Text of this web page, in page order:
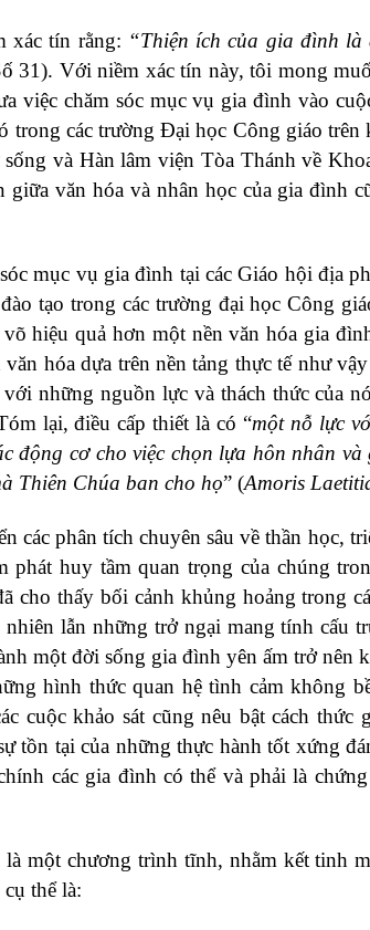
xác tín rằng: “Thiện ích của gia đình là
31). Với niềm xác tín này, tôi mong
việc chăm sóc mục vụ gia đình vào
trong các trường Đại học Công giáo
và Hàn lâm viện Tòa Thánh về
văn hóa và nhân học của gia đình
mục vụ gia đình tại các Giáo hội địa
tạo trong các trường đại học Công
hiệu quả hơn một nền văn hóa gia
hóa dựa trên nền tảng thực tế như vậy
những nguồn lực và thách thức của
lại, điều cấp thiết là có “một nỗ lực
động cơ cho việc chọn lựa hôn nhân
Thiên Chúa ban cho họ” (Amoris
các phân tích chuyên sâu về thần học,
huy tầm quan trọng của chúng
cho thấy bối cảnh khủng hoảng trong
lẫn những trở ngại mang tính cấu
một đời sống gia đình yên ấm trở nên
hình thức quan hệ tình cảm không
cuộc khảo sát cũng nêu bật cách thức
tồn tại của những thực hành tốt xứng
các gia đình có thể và phải là
một chương trình tĩnh, nhằm kết tinh
thể là: